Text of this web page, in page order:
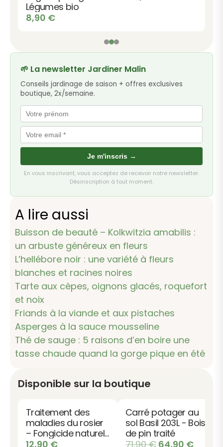
Légumes bio
8,90 €
🌱 La newsletter Jardiner Malin
Conseils jardinage de saison + offres exclusives
boutique, 2x/semaine.
Je m'inscris →
En vous inscrivant, vous acceptez de recevoir notre newsletter.
Désinscription à tout moment.
A lire aussi
Buisson de beauté – Kolkwitzia amabilis :
un arbuste généreux en fleurs
L’hellébore noir : une variété à fleurs
blanches et racines noires
Tarte aux cèpes, oignons glacés, roquefort
et noix
Friands à la viande et aux pistaches
Asperges à la sauce mousseline
Thé de sauge : 5 raisons d’en boire une
tasse chaude quand la gorge pique en été
Disponible sur la boutique
Traitement des
maladies du rosier
– Fongicide naturel
bio
12,90 €
Carré potager au
sol Basil 203L - Bois
de pin traité
71,90€ Le
64,90 €Le